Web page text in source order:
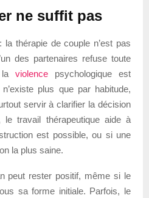
ne suffit pas
thérapie de couple n’est pas
des partenaires refuse toute
violencepsychologique est
plus que par habitude,
servir à clarifier la décision
travail thérapeutique aide à
est possible, ou si une
la plus saine.
peut rester positif, même si le
sa forme initiale. Parfois, le